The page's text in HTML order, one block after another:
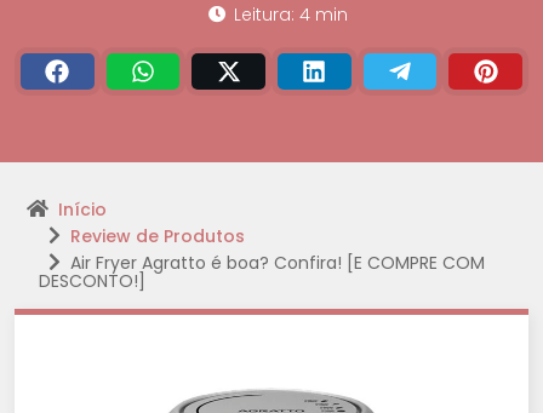
Leitura: 4 min
Início
Review de Produtos
Air Fryer Agratto é boa? Confira! [E COMPRE COM
DESCONTO!]